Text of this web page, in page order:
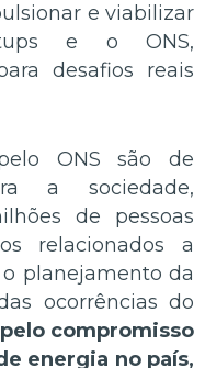
e viabilizar
e o ONS,
desafios reais
ONS são de
a sociedade,
de pessoas
relacionados a
planejamento da
ocorrências do
pelo compromisso
energia no país,